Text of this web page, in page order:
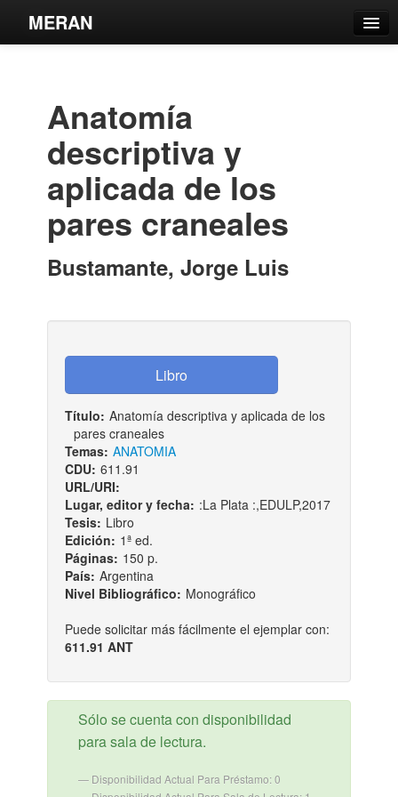
MERAN
Estantes Virtuales
Contacto
Iniciar sesión
Anatomía
descriptiva y
aplicada de los
pares craneales
Bustamante, Jorge Luis
Título: Anatomía descriptiva y aplicada de los
pares craneales
Temas: ANATOMIA
CDU: 611.91
URL/URI:
Lugar, editor y fecha: :La Plata :,EDULP,2017
Tesis: Libro
Edición: 1ª ed.
Páginas: 150 p.
País: Argentina
Nivel Bibliográfico: Monográfico
Puede solicitar más fácilmente el ejemplar con:
611.91 ANT
Sólo se cuenta con disponibilidad
para sala de lectura.
Disponibilidad Actual Para Préstamo: 0